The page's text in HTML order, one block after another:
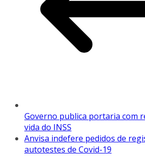
Governo publica portaria com
vida do INSS
Anvisa indefere pedidos de
autotestes de Covid-19